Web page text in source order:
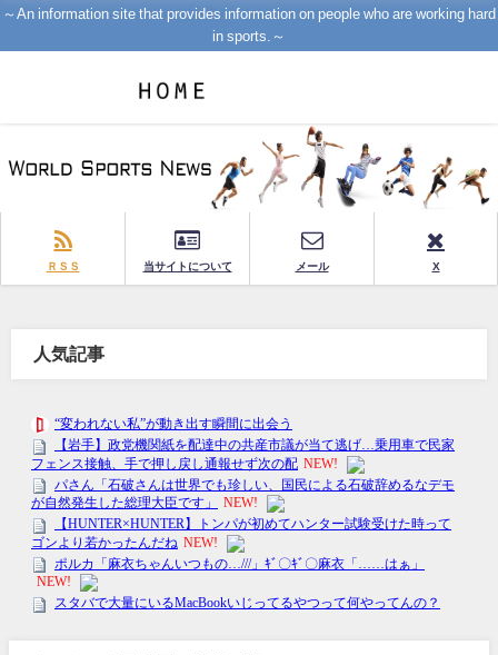
～An information site that provides information on people who are working hard
in sports.～
ＲＳＳ 当サイトについて メール X
人気記事